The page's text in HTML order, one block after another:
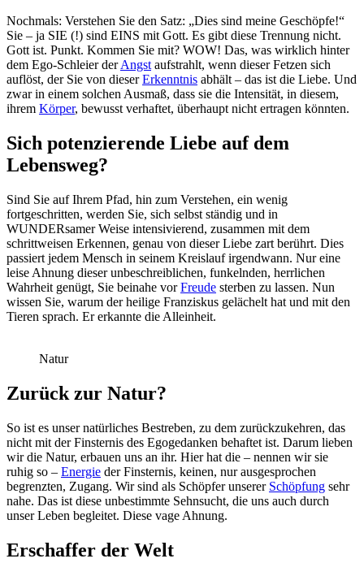
Nochmals: Verstehen Sie den Satz: „Dies sind meine Geschöpfe!“
Sie – ja SIE (!) sind EINS mit Gott. Es gibt diese Trennung nicht.
Gott ist. Punkt. Kommen Sie mit? WOW! Das, was wirklich hinter
dem Ego-Schleier derAngstaufstrahlt, wenn dieser Fetzen sich
auflöst, der Sie von dieserErkenntnis abhält – das ist die Liebe. Und
zwar in einem solchen Ausmaß, dass sie die Intensität, in diesem,
ihrem Körper, bewusst verhaftet, überhaupt nicht ertragen könnten.
Sich potenzierende Liebe auf dem
Lebensweg?
Sind Sie auf Ihrem Pfad, hin zum Verstehen, ein wenig
fortgeschritten, werden Sie, sich selbst ständig und in
WUNDERsamer Weise intensivierend, zusammen mit dem
schrittweisen Erkennen, genau von dieser Liebe zart berührt. Dies
passiert jedem Mensch in seinem Kreislauf irgendwann. Nur eine
leise Ahnung dieser unbeschreiblichen, funkelnden, herrlichen
Wahrheit genügt, Sie beinahe vorFreude sterben zu lassen. Nun
wissen Sie, warum der heilige Franziskus gelächelt hat und mit den
Tieren sprach. Er erkannte die Alleinheit.
Natur
Zurück zur Natur?
So ist es unser natürliches Bestreben, zu dem zurückzukehren, das
nicht mit der Finsternis des Egogedanken behaftet ist. Darum lieben
wir die Natur, erbauen uns an ihr. Hier hat die – nennen wir sie
ruhig so – Energie der Finsternis, keinen, nur ausgesprochen
begrenzten, Zugang. Wir sind als Schöpfer unserer Schöpfung sehr
nahe. Das ist diese unbestimmte Sehnsucht, die uns auch durch
unser Leben begleitet. Diese vage Ahnung.
Erschaffer der Welt